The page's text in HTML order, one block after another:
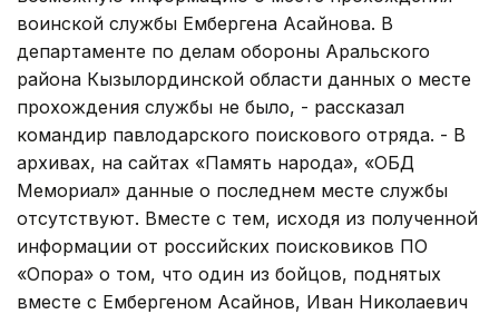
воинской службы Ембергена Асайнова. В
департаменте по делам обороны Аральского
района Кызылординской области данных о месте
прохождения службы не было, - рассказал
командир павлодарского поискового отряда. - В
архивах, на сайтах «Память народа», «ОБД
Мемориал» данные о последнем месте службы
отсутствуют. Вместе с тем, исходя из полученной
информации от российских поисковиков ПО
«Опора» о том, что один из бойцов, поднятых
вместе с Ембергеном Асайнов, Иван Николаевич